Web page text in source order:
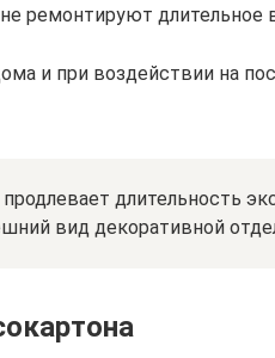
ремонтируют длительное
и при воздействии на
длительность
вид декоративной